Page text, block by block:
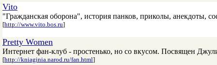
Vito
"Гражданская оборона", история панков, приколы, анекдоты,
[http://www.vito.bos.ru]
Pretty Women
Интернет фан-клуб - простенько, но со вкусом. Посвящен
[http://kniaginia.narod.ru/fan.html]